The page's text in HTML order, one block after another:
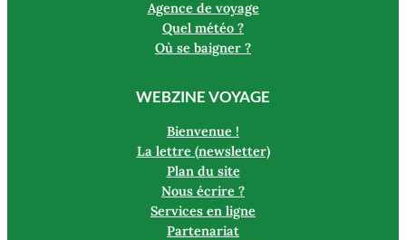
Agence de voyage
Quel météo ?
Où se baigner ?
WEBZINE VOYAGE
Bienvenue !
La lettre (newsletter)
Plan du site
Nous écrire ?
Services en ligne
Partenariat